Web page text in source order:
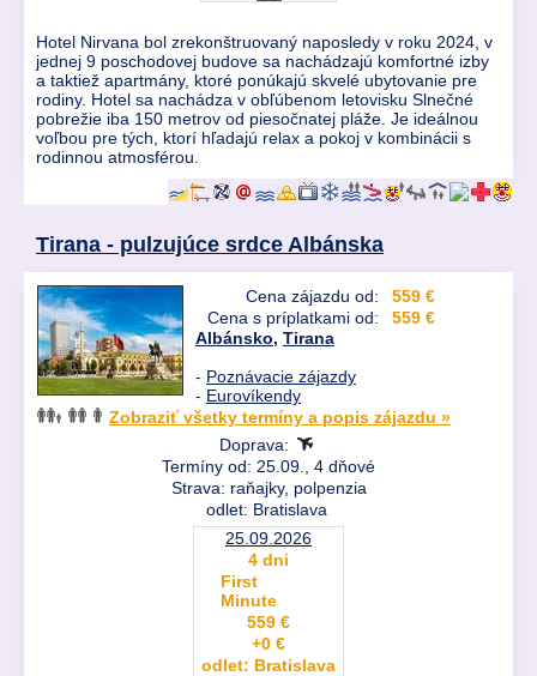
Hotel Nirvana bol zrekonštruovaný naposledy v roku 2024, v
jednej 9 poschodovej budove sa nachádzajú komfortné izby
a taktiež apartmány, ktoré ponúkajú skvelé ubytovanie pre
rodiny. Hotel sa nachádza v obľúbenom letovisku Slnečné
pobrežie iba 150 metrov od piesočnatej pláže. Je ideálnou
voľbou pre tých, ktorí hľadajú relax a pokoj v kombinácii s
rodinnou atmosférou.
Tirana - pulzujúce srdce Albánska
Cena zájazdu od:
559 €
Cena s príplatkami od:
559 €
Albánsko, Tirana
- Poznávacie zájazdy
- Eurovíkendy
Zobraziť všetky termíny a popis zájazdu »
Doprava:
Termíny od: 25.09., 4 dňové
Strava: raňajky, polpenzia
odlet: Bratislava
25.09.2026
4 dni
First
Minute
559 €
+0 €
odlet: Bratislava